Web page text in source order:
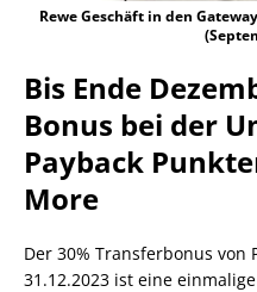
Rewe Geschäft in den
Bis Ende
Bonus bei der
Payback
More
Der 30% Transferbonus von
31.12.2023 ist eine